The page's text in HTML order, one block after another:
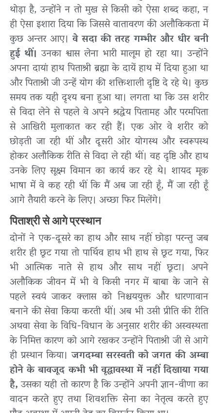
थोड़ा है, उन्होंने न तो मुख से किसी को ऐसा शब्द कहा, न
ही ऐसा इशारा दिया कि जिससे वातावरण की अलौकिकता में
कुछ अन्तर आए।वे सदा की तरह गम्भीर और धीर बनी
हुई थीं। उनका श्वास लेना भारी मालूम हो रहा था। उन्होंने
अपना दायां हाथ पिताश्री ब्रह्मा के दायें हाथ में दिया हुआ था
और पिताश्री जी उन्हें योग की शक्तिशाली दृष्टि दे रहे थे। कुछ
समय तक यही दृश्य बना हुआ था। लगता था कि उस शरीर
से विदा लेने से पहले वे अपने श्रद्धेय पितामह और परमपिता
से आखिरी मुलाकात कर रही हैं। एक ओर वे शरीर को
छोड़ती जा रही थीं और दूसरी ओर योगस्थ और स्वरूपस्थ
होकर अलौकिक रीति से विदा ले रही थीं। वह दृष्टि और हाथ
उनके लिए सूक्ष्म विमान का कार्य कर रहे थे। शायद मूक
भाषा में वे कह रही थीं कि मैं अब जा रही हूँ, मैं जा रही हूँ
आगे तैयारी करने के लिए। अच्छा फिर मिलेंगे।
पिताश्री से आगे प्रस्थान
दोनों ने एक-दूसरे का हाथ और साथ नहीं छोड़ा परन्तु जब
शरीर ही छूट गया तो पार्थिव हाथ भी हाथ से छूट गया, फिर
भी आत्मिक नाते से हाथ और साथ नहीं छूटा। अपने
अलौकिक जीवन में भी वे किसी नगर में बाबा के जाने से
पहले स्वयं जाकर क्लास को निश्चययुक्त और धारणावान
बनाने की सेवा किया करती थीं। अब भी उसी प्रीति की रीति
अथवा सेवा के विधि-विधान के अनुसार शरीर की अस्वस्थता
के निमित्त कारण को आगे रखकर उन्होंने पिताश्री जी से आगे
ही प्रस्थान किया।जगदम्बा सरस्वती को जगत की अम्बा
होने के बावजूद कभी भी वृद्धावस्था में नहीं दिखाया गया
है,उसका यही तो कारण है कि उन्होंने अपनी ज्ञान-वीणा का
वादन करते हुए तथा शिवशक्ति सेना का नेतृत्व करते हुए